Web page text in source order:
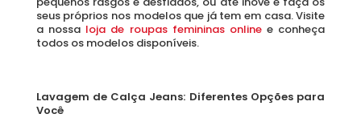
seus próprios nos modelos que já tem em casa. Visite
a nossa loja de roupas femininas online e conheça
todos os modelos disponíveis.
Lavagem de Calça Jeans: Diferentes Opções para
Você